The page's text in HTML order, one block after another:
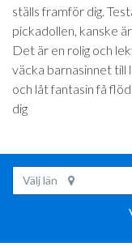
ställs framför dig.
pickadollen, kanske
Det är en rolig och
väcka barnasinnet till
och låt fantasin få
dig
Välj län